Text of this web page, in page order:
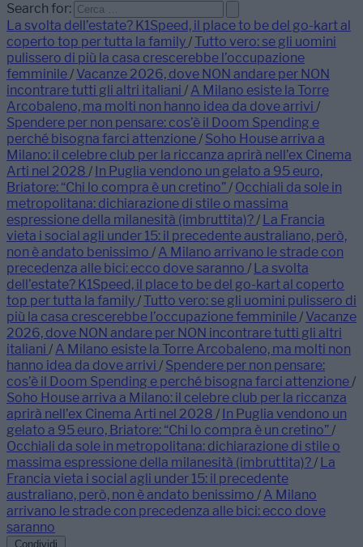
Search for:
La svolta dell’estate? K1Speed, il place to be del go-kart al
coperto top per tutta la family/ Tutto vero: se gli uomini
pulissero di più la casa crescerebbe l’occupazione
femminile/ Vacanze 2026, dove NON andare per NON
incontrare tutti gli altri italiani / A Milano esiste la Torre
Arcobaleno, ma molti non hanno idea da dove arrivi /
Spendere per non pensare: cos’è il Doom Spending e
perché bisogna farci attenzione/ Soho House arriva a
Milano: il celebre club per la riccanza aprirà nell’ex Cinema
Arti nel 2028 / In Puglia vendono un gelato a 95 euro,
Briatore: “Chi lo compra è un cretino”/ Occhiali da sole in
metropolitana: dichiarazione di stile o massima
espressione della milanesità (imbruttita)?/ La Francia
vieta i social agli under 15: il precedente australiano, però,
non è andato benissimo / A Milano arrivano le strade con
precedenza alle bici: ecco dove saranno / La svolta
dell’estate? K1Speed, il place to be del go-kart al coperto
top per tutta la family/ Tutto vero: se gli uomini pulissero di
più la casa crescerebbe l’occupazione femminile/ Vacanze
2026, dove NON andare per NON incontrare tutti gli altri
italiani / A Milano esiste la Torre Arcobaleno, ma molti non
hanno idea da dove arrivi / Spendere per non pensare:
cos’è il Doom Spending e perché bisogna farci attenzione/
Soho House arriva a Milano: il celebre club per la riccanza
aprirà nell’ex Cinema Arti nel 2028 / In Puglia vendono un
gelato a 95 euro, Briatore: “Chi lo compra è un cretino”/
Occhiali da sole in metropolitana: dichiarazione di stile o
massima espressione della milanesità (imbruttita)?/ La
Francia vieta i social agli under 15: il precedente
australiano, però, non è andato benissimo / A Milano
arrivano le strade con precedenza alle bici: ecco dove
saranno
Condividi